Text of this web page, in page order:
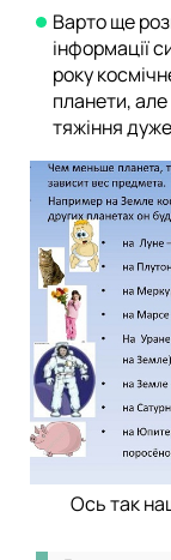
Варто ще
інформації
року
планети,
тяжіння
Ось так